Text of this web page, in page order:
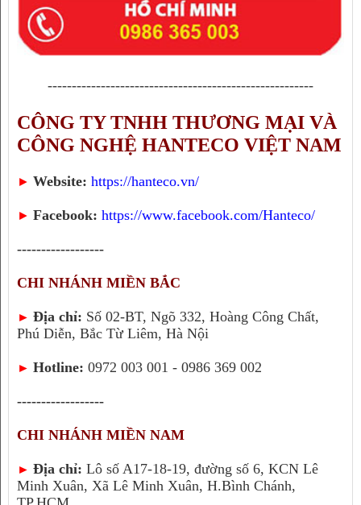
-------------------------------------------------------
CÔNG TY TNHH THƯƠNG MẠI VÀ
CÔNG NGHỆ HANTECO VIỆT NAM
► Website: https://hanteco.vn/
► Facebook: https://www.facebook.com/Hanteco/
------------------
CHI NHÁNH MIỀN BẮC
► Địa chỉ: Số 02-BT, Ngõ 332, Hoàng Công Chất,
Phú Diễn, Bắc Từ Liêm, Hà Nội
► Hotline: 0972 003 001 - 0986 369 002
------------------
CHI NHÁNH MIỀN NAM
► Địa chỉ: Lô số A17-18-19, đường số 6, KCN Lê
Minh Xuân, Xã Lê Minh Xuân, H.Bình Chánh,